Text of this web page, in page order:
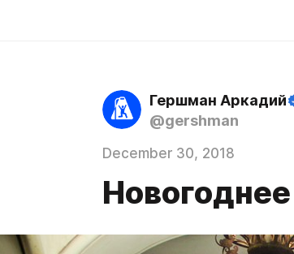
Гершман Аркадий
@gershman
December 30, 2018